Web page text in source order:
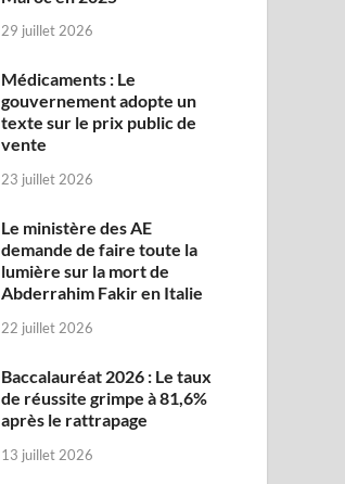
29 juillet 2026
Médicaments : Le
gouvernement adopte un
texte sur le prix public de
vente
23 juillet 2026
Le ministère des AE
demande de faire toute la
lumière sur la mort de
Abderrahim Fakir en Italie
22 juillet 2026
Baccalauréat 2026 : Le taux
de réussite grimpe à 81,6%
après le rattrapage
13 juillet 2026